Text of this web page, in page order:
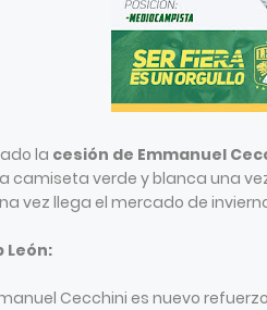
la cesión de Emmanuel
camiseta verde y blanca una
vez llega el mercado de
León:
Cecchini es nuevo